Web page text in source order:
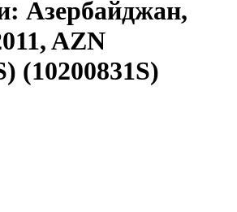
Азербайджан,
(10200831S)